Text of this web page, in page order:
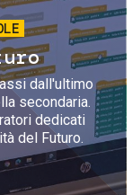
dall'ultimo
secondaria.
dedicati
del Futuro.